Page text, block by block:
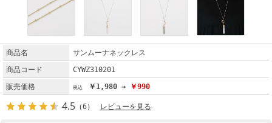
商品名
サンムーナネックレス
商品コード
CYWZ310201
販売価格
￥1,980 → ￥990
4.5 （6） レビューを見る